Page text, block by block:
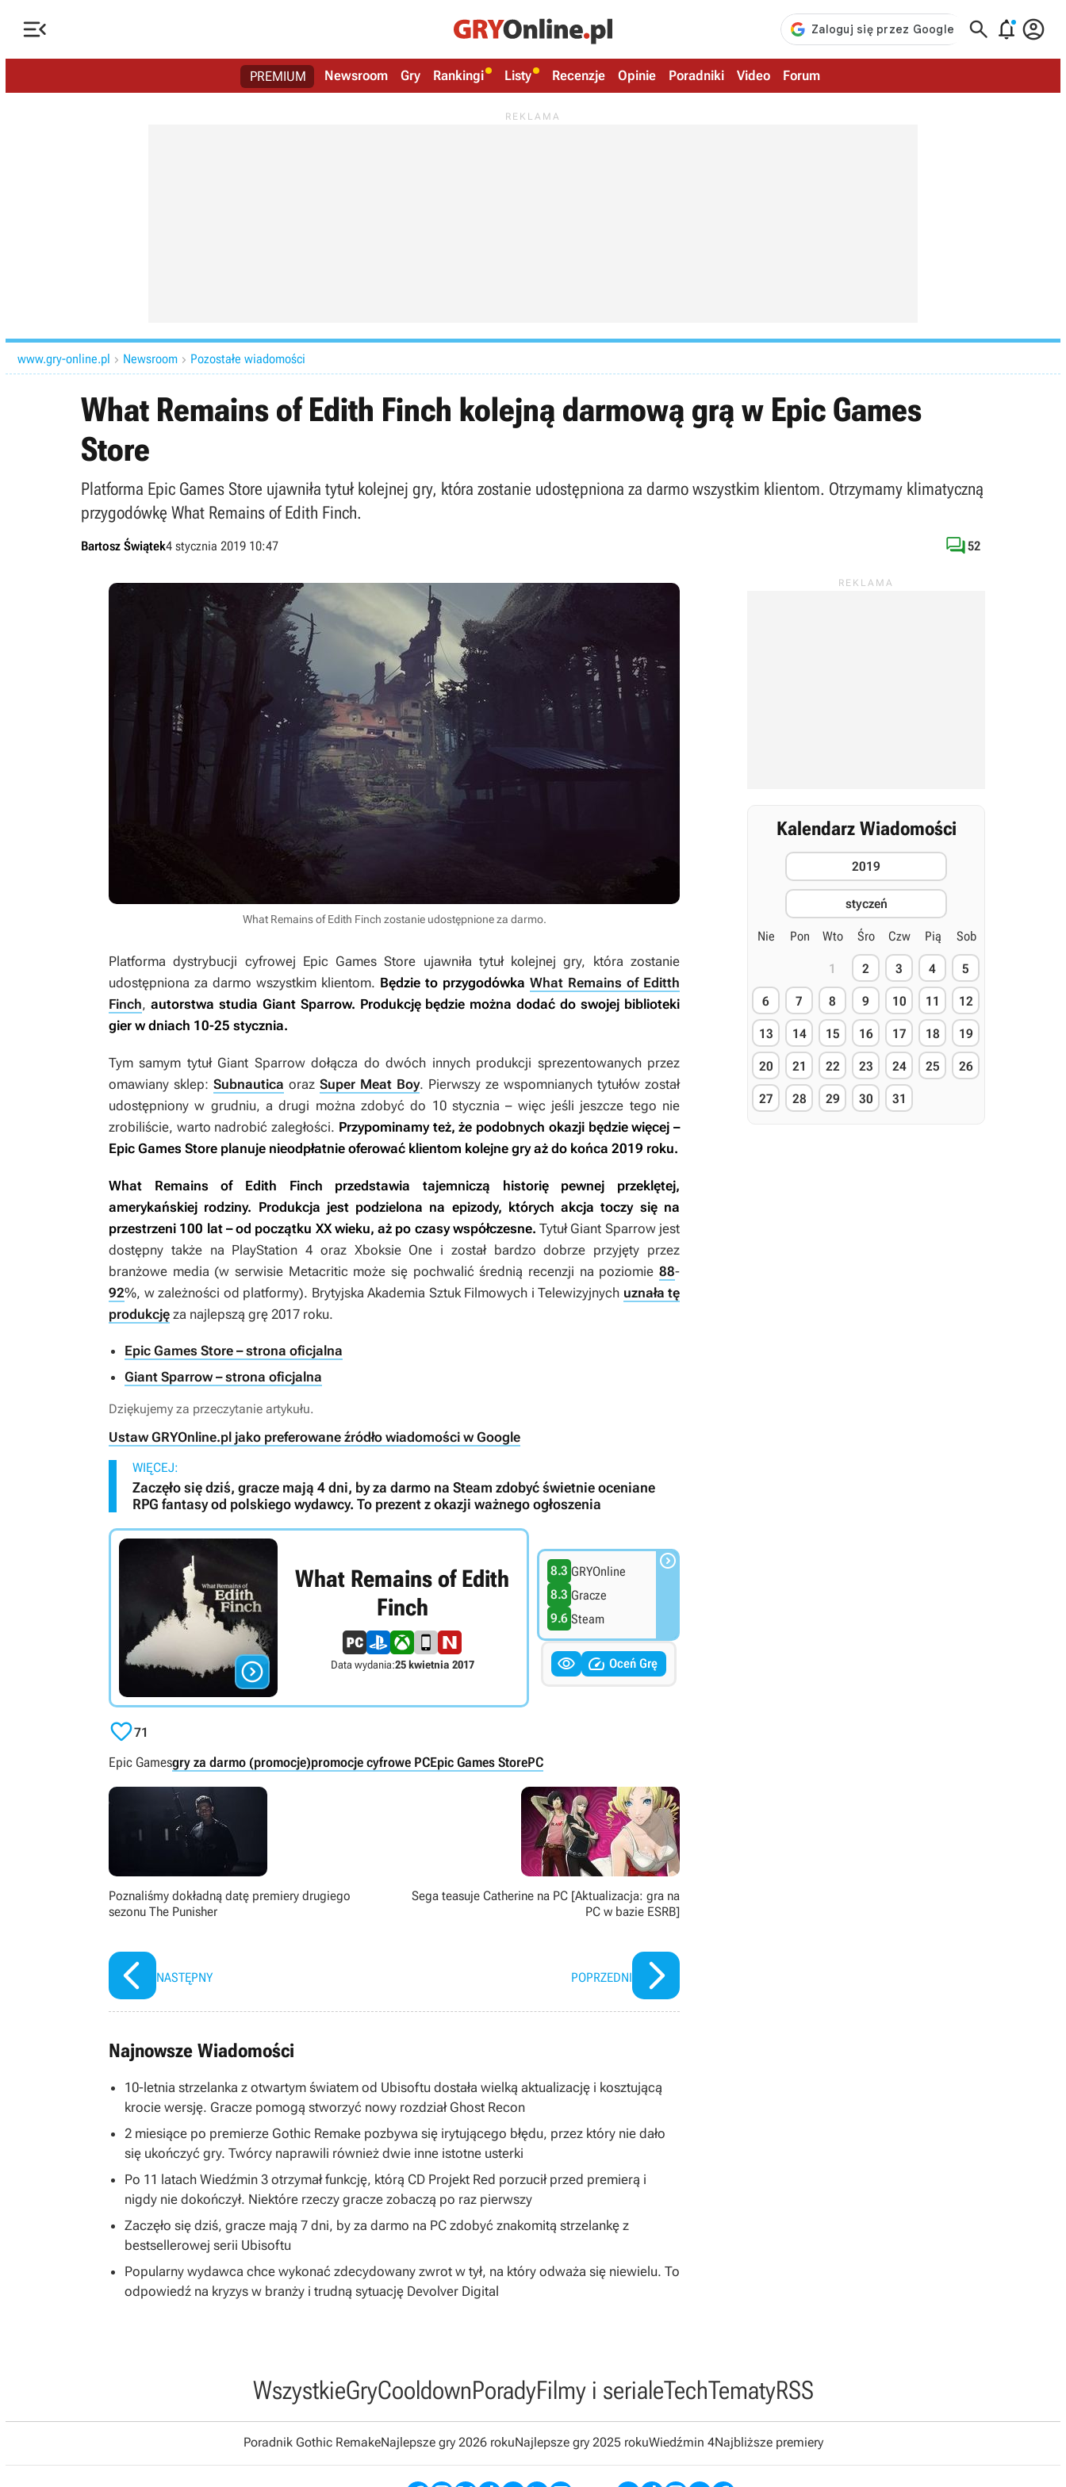
   
PREMIUM Newsroom Gry Rankingi Listy Recenzje Opinie Poradniki Video Forum
www.gry-online.pl  Newsroom  Pozostałe wiadomości
What Remains of Edith Finch kolejną darmową grą w Epic Games
Store
Platforma Epic Games Store ujawniła tytuł kolejnej gry, która zostanie udostępniona za darmo wszystkim klientom. Otrzymamy klimatyczną
przygodówkę What Remains of Edith Finch.
Bartosz Świątek4 stycznia 2019 10:47 52
What Remains of Edith Finch zostanie udostępnione za darmo.
Platforma dystrybucji cyfrowej Epic Games Store ujawniła tytuł kolejnej gry, która zostanie
udostępniona za darmo wszystkim klientom. Będzie to przygodówka What Remains of Editth
Finch, autorstwa studia Giant Sparrow. Produkcję będzie można dodać do swojej biblioteki
gier w dniach 10-25 stycznia.
Tym samym tytuł Giant Sparrow dołącza do dwóch innych produkcji sprezentowanych przez
omawiany sklep: Subnautica oraz Super Meat Boy. Pierwszy ze wspomnianych tytułów został
udostępniony w grudniu, a drugi można zdobyć do 10 stycznia – więc jeśli jeszcze tego nie
zrobiliście, warto nadrobić zaległości. Przypominamy też, że podobnych okazji będzie więcej –
Epic Games Store planuje nieodpłatnie oferować klientom kolejne gry aż do końca 2019 roku.
What Remains of Edith Finch przedstawia tajemniczą historię pewnej przeklętej,
amerykańskiej rodziny. Produkcja jest podzielona na epizody, których akcja toczy się na
przestrzeni 100 lat – od początku XX wieku, aż po czasy współczesne. Tytuł Giant Sparrow jest
dostępny także na PlayStation 4 oraz Xboksie One i został bardzo dobrze przyjęty przez
branżowe media (w serwisie Metacritic może się pochwalić średnią recenzji na poziomie 88-
92%, w zależności od platformy). Brytyjska Akademia Sztuk Filmowych i Telewizyjnych uznała tę
produkcję za najlepszą grę 2017 roku.
Epic Games Store – strona oficjalna
Giant Sparrow – strona oficjalna
Dziękujemy za przeczytanie artykułu.
Ustaw GRYOnline.pl jako preferowane źródło wiadomości w Google
WIĘCEJ:
Zaczęło się dziś, gracze mają 4 dni, by za darmo na Steam zdobyć świetnie oceniane
RPG fantasy od polskiego wydawcy. To prezent z okazji ważnego ogłoszenia

What Remains of Edith
Finch
Data wydania:25 kwietnia 2017
8.3 GRYOnline
8.3 Gracze
9.6 Steam

  Oceń Grę
71
Epic Gamesgry za darmo (promocje)promocje cyfrowe PCEpic Games StorePC
Poznaliśmy dokładną datę premiery drugiego
sezonu The Punisher
NASTĘPNY
Sega teasuje Catherine na PC [Aktualizacja: gra na
PC w bazie ESRB]
POPRZEDNI
Najnowsze Wiadomości
10-letnia strzelanka z otwartym światem od Ubisoftu dostała wielką aktualizację i kosztującą
krocie wersję. Gracze pomogą stworzyć nowy rozdział Ghost Recon
2 miesiące po premierze Gothic Remake pozbywa się irytującego błędu, przez który nie dało
się ukończyć gry. Twórcy naprawili również dwie inne istotne usterki
Po 11 latach Wiedźmin 3 otrzymał funkcję, którą CD Projekt Red porzucił przed premierą i
nigdy nie dokończył. Niektóre rzeczy gracze zobaczą po raz pierwszy
Zaczęło się dziś, gracze mają 7 dni, by za darmo na PC zdobyć znakomitą strzelankę z
bestsellerowej serii Ubisoftu
Popularny wydawca chce wykonać zdecydowany zwrot w tył, na który odważa się niewielu. To
odpowiedź na kryzys w branży i trudną sytuację Devolver Digital
Kalendarz Wiadomości
2019
styczeń
Nie Pon Wto Śro Czw Pią Sob
1 2 3 4 5
6 7 8 9 10 11 12
13 14 15 16 17 18 19
20 21 22 23 24 25 26
27 28 29 30 31
WszystkieGryCooldownPoradyFilmy i serialeTechTematyRSS
Poradnik Gothic RemakeNajlepsze gry 2026 rokuNajlepsze gry 2025 rokuWiedźmin 4Najbliższe premiery